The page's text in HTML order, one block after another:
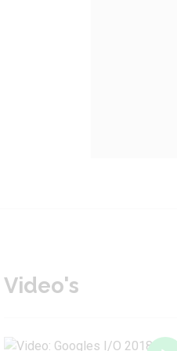
Video's